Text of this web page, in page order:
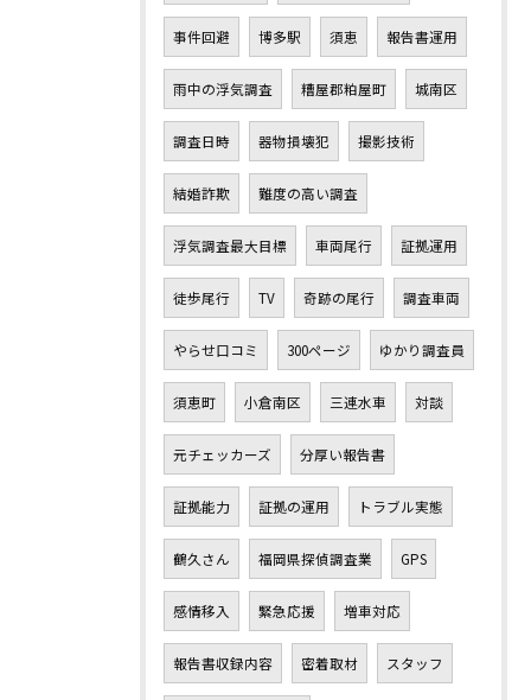
事件回避 博多駅 須恵 報告書運用
雨中の浮気調査 糟屋郡粕屋町 城南区
調査日時 器物損壊犯 撮影技術
結婚詐欺 難度の高い調査
浮気調査最大目標 車両尾行 証拠運用
徒歩尾行 TV 奇跡の尾行 調査車両
やらせ口コミ 300ページ ゆかり調査員
須恵町 小倉南区 三連水車 対談
元チェッカーズ 分厚い報告書
証拠能力 証拠の運用 トラブル実態
鶴久さん 福岡県探偵調査業 GPS
感情移入 緊急応援 増車対応
報告書収録内容 密着取材 スタッフ